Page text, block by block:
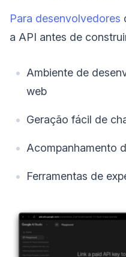
Para desenvolvedores
a API antes de
Ambiente de
web
Geração fácil de
Acompanhamento
Ferramentas de